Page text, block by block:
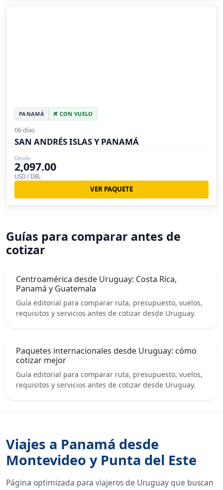
PANAMÁ CON VUELO
06 días
SAN ANDRÉS ISLAS Y PANAMÁ
Desde
2,097.00
USD / DBL
VER PAQUETE
Guías para comparar antes de
cotizar
Centroamérica desde Uruguay: Costa Rica,
Panamá y Guatemala
Guía editorial para comparar ruta, presupuesto, vuelos,
requisitos y servicios antes de cotizar desde Uruguay.
Paquetes internacionales desde Uruguay: cómo
cotizar mejor
Guía editorial para comparar ruta, presupuesto, vuelos,
requisitos y servicios antes de cotizar desde Uruguay.
Viajes a Panamá desde
Montevideo y Punta del Este
Página optimizada para viajeros de Uruguay que buscan